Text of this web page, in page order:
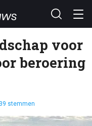
voor
beroering
stemmen